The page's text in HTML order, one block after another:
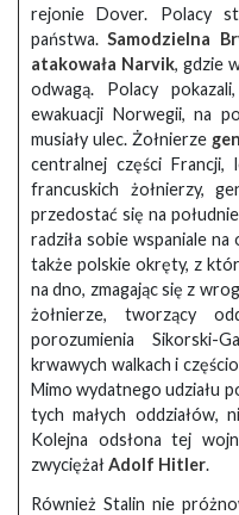
rejonie Dover. Polacy
państwa.Samodzielna
atakowała Narvik, gdzie
odwagą. Polacy
ewakuacji Norwegii, na
musiały ulec. Żołnierze
centralnej części
francuskich żołnierzy,
przedostać się na
radziła sobie wspaniale na
także polskie okręty, z
na dno, zmagając się z
żołnierze, tworzący
porozumienia Sikorski-
krwawych walkach i
Mimo wydatnego udziału
tych małych oddziałów,
Kolejna odsłona tej
zwyciężałAdolf Hitler.
Również Stalin nie